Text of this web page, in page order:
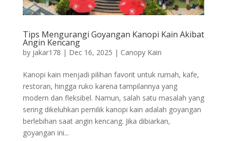
Tips Mengurangi Goyangan Kanopi Kain Akibat
Angin Kencang
by jakar178 | Dec 16, 2025 | Canopy Kain
Kanopi kain menjadi pilihan favorit untuk rumah, kafe,
restoran, hingga ruko karena tampilannya yang
modern dan fleksibel. Namun, salah satu masalah yang
sering dikeluhkan pemilik kanopi kain adalah goyangan
berlebihan saat angin kencang. Jika dibiarkan,
goyangan ini...